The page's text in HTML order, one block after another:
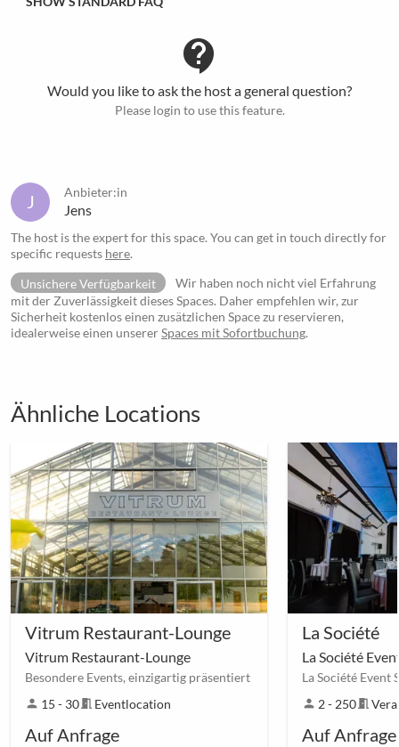
contact_support
Would you like to ask the host a general question?
Please login to use this feature.
J Anbieter:in
Jens
The host is the expert for this space. You can get in touch directly for
specific requests here.
Unsichere Verfügbarkeit
Wir haben noch nicht viel Erfahrung
mit der Zuverlässigkeit dieses Spaces. Daher empfehlen wir, zur
Sicherheit kostenlos einen zusätzlichen Space zu reservieren,
idealerweise einen unsererSpaces mit Sofortbuchung.
Ähnliche Locations
Vitrum Restaurant-Lounge
Vitrum Restaurant-Lounge
Besondere Events, einzigartig präsentiert
person 15 - 30meeting_room Eventlocation
Auf Anfrage
La Société
La Société
La Société Event
person 2 - 250meeting_room
Auf Anfrage